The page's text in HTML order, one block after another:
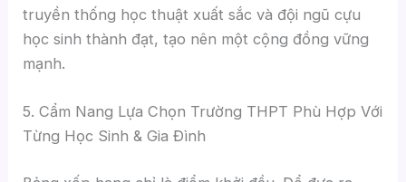
truyền thống học thuật xuất sắc và đội ngũ cựu
học sinh thành đạt, tạo nên một cộng đồng vững
mạnh.
5. Cẩm Nang Lựa Chọn Trường THPT Phù Hợp Với
Từng Học Sinh & Gia Đình